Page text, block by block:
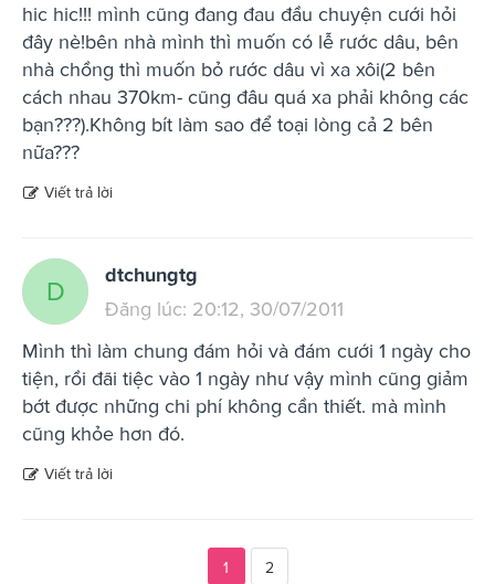
hic hic!!! mình cũng đang đau đầu chuyện cưới hỏi
đây nè!bên nhà mình thì muốn có lễ rước dâu, bên
nhà chồng thì muốn bỏ rước dâu vì xa xôi(2 bên
cách nhau 370km- cũng đâu quá xa phải không các
bạn???).Không bít làm sao để toại lòng cả 2 bên
nữa???
Viết trả lời
D
dtchungtg
Đăng lúc: 20:12, 30/07/2011
Mình thì làm chung đám hỏi và đám cưới 1 ngày cho
tiện, rồi đãi tiệc vào 1 ngày như vậy mình cũng giảm
bớt được những chi phí không cần thiết. mà mình
cũng khỏe hơn đó.
Viết trả lời
1 2